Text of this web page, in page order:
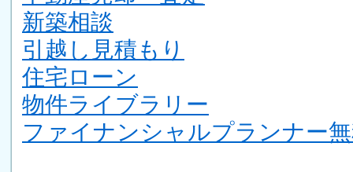
新築相談
引越し見積もり
住宅ローン
物件ライブラリー
ファイナンシャルプランナー